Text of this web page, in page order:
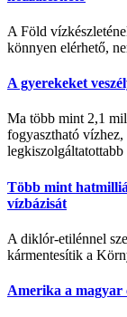
A Föld
könnyen elérhető,
A gyerekeket
Ma több mint 2,1
fogyasztható
legkiszolgáltatottabb
Több mint
vízbázisát
A diklór-etilénnel
kármentesítik a
Amerika a magyar